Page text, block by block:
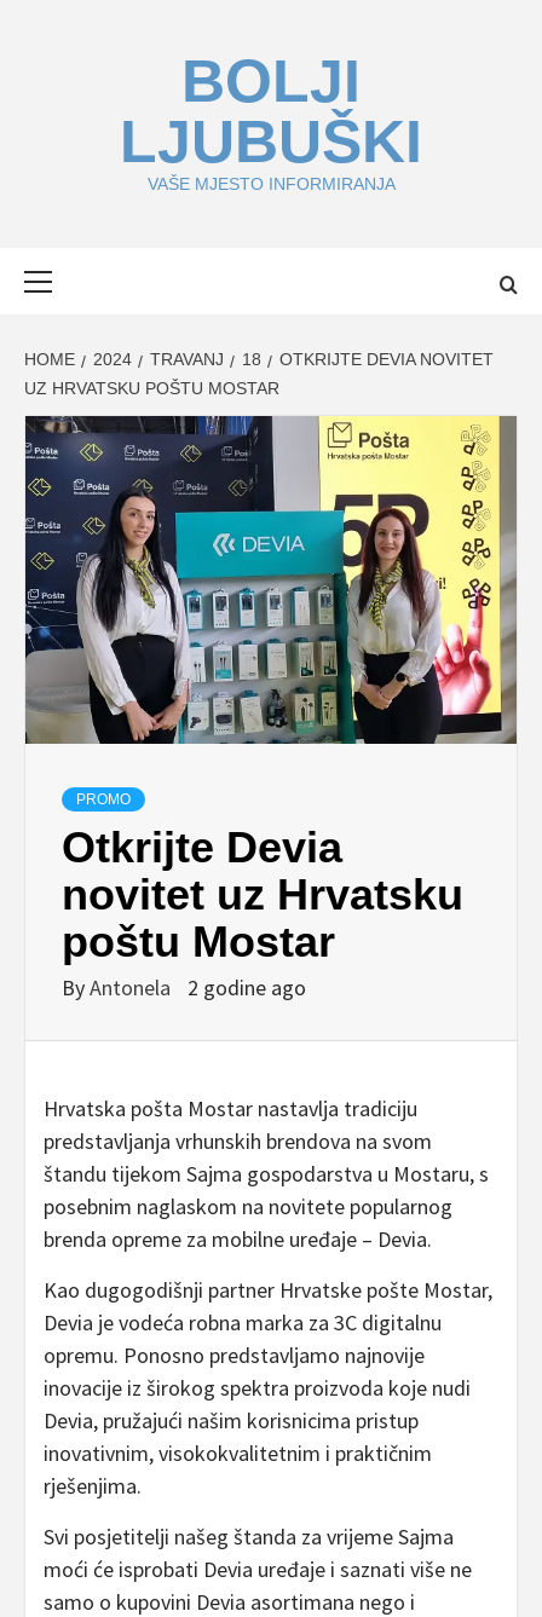
BOLJI
LJUBUŠKI
VAŠE MJESTO INFORMIRANJA
HOME 2024 TRAVANJ 18
OTKRIJTE DEVIA NOVITET
UZ HRVATSKU POŠTU MOSTAR
PROMO
Otkrijte Devia
novitet uz Hrvatsku
poštu Mostar
ByAntonela 2 godine ago
Hrvatska pošta Mostar nastavlja tradiciju
predstavljanja vrhunskih brendova na svom
štandu tijekom Sajma gospodarstva u Mostaru, s
posebnim naglaskom na novitete popularnog
brenda opreme za mobilne uređaje – Devia.
Kao dugogodišnji partner Hrvatske pošte Mostar,
Devia je vodeća robna marka za 3C digitalnu
opremu. Ponosno predstavljamo najnovije
inovacije iz širokog spektra proizvoda koje nudi
Devia, pružajući našim korisnicima pristup
inovativnim, visokokvalitetnim i praktičnim
rješenjima.
Svi posjetitelji našeg štanda za vrijeme Sajma
moći će isprobati Devia uređaje i saznati više ne
samo o kupovini Devia asortimana nego i